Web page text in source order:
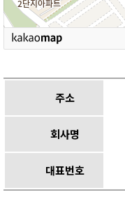
주소
회사명
대표번호